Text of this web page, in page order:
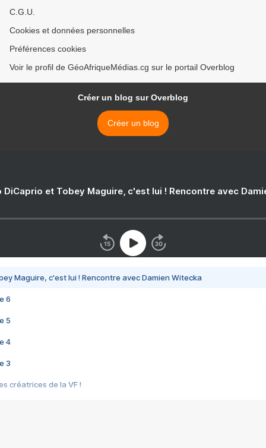
C.G.U.
Cookies et données personnelles
Préférences cookies
Voir le profil de GéoAfriqueMédias.cg sur le portail Overblog
Créer un blog sur Overblog
Créer un blog
DiCaprio et Tobey Maguire, c'est lui ! Rencontre avec
Maguire, c'est lui ! Rencontre avec Damien Witecka
6
5
4
3
créatrices de la VF !